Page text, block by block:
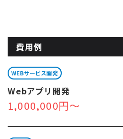
費用例
WEBサービス開発
Webアプリ開発
1,000,000円～